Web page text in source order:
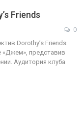
Friends
0
Dorothy’s Friends
«Джем», представив
Аудитория клуба